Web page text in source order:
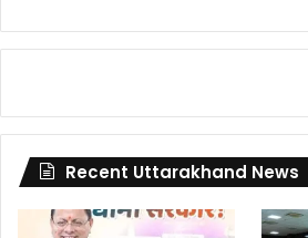
Recent Uttarakhand News